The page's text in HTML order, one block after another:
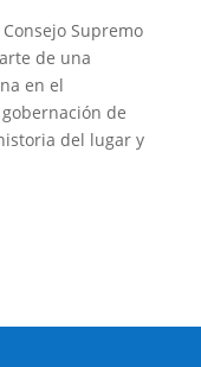
Supremo
de una
en el
de
del lugar y